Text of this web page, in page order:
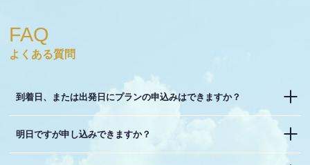
FAQ
よくある質問
到着日、または出発日にプランの申込みはできますか？
明日ですが申し込みできますか？